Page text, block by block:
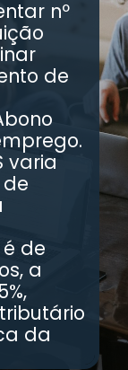
nº
de
varia
de
a
da